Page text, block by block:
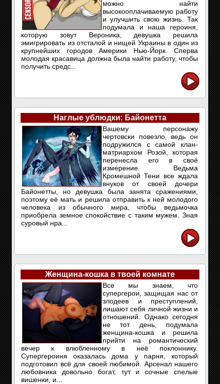
можно найти
высокооплачиваемую работу
и улучшить свою жизнь. Так
подумала и наша героиня,
которую зовут Вероника, девушка решила
эмигрировать из отсталой и нищей Украины в один из
крупнейших городов Америки Нью-Йорк. Сперва
молодая красавица должна была найти работу, чтобы
получить средс...
Наглые ублюдки: Байонетта
Вашему персонажу
чертовски повезло, ведь он
подружился с самой клан-
матриархом Розой, которая
перенесла его в своё
измерение. Ведьма
Кромешной Тени все ждала
внуков от своей дочери
Байонетты, но девушка была занята сражениями,
поэтому её мать и решила отправить к ней молодого
человека из обычного мира, чтобы ведьмочка
приобрела земное спокойствие с таким мужем. Зная
суровый нра...
Женщина-кошка в твоей комнате
Все мы знаем, что
супергерои, защищая нас от
злодеев и преступлений,
лишают себя личной жизни и
отношений. Однако сегодня
не тот день, подумала
женщина-кошка и решила
прийти на романтический
вечер к влюбленному в неё поклоннику.
Супергероиня оказалась дома у парня, который
подготовил всё для своей любимой. Арсенал нашего
любовника довольно богат, тут и сочные спелые
вишенки, и...